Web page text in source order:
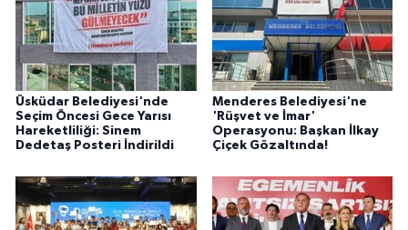
Üsküdar Belediyesi'nde
Seçim Öncesi Gece Yarısı
Hareketliliği: Sinem
Dedetaş Posteri İndirildi
Menderes Belediyesi'ne
'Rüşvet ve İmar'
Operasyonu: Başkan İlkay
Çiçek Gözaltında!